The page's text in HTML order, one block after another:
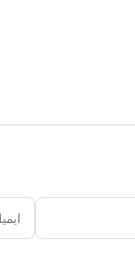
نام